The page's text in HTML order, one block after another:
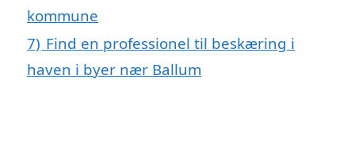
kommune
7) Find en professionel til beskæring i
haven i byer nær Ballum